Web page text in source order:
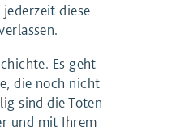
diese
Es geht
die noch nicht
sind die Toten
und mit Ihrem